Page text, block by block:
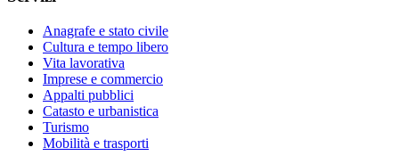
Anagrafe e stato civile
Cultura e tempo libero
Vita lavorativa
Imprese e commercio
Appalti pubblici
Catasto e urbanistica
Turismo
Mobilità e trasporti